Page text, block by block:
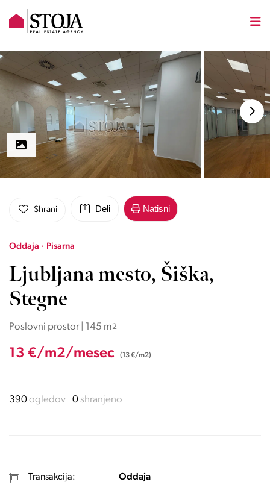
Shrani Deli Natisni
Oddaja · Pisarna
Ljubljana mesto, Šiška,
Stegne
Poslovni prostor | 145 m2
13 €/m2/mesec (13 €/m2)
390ogledov 0shranjeno
Transakcija: Oddaja